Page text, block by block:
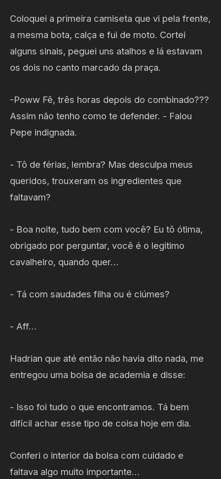
Coloquei a primeira camiseta que vi pela frente,
a mesma bota, calça e fui de moto. Cortei
alguns sinais, peguei uns atalhos e lá estavam
os dois no canto marcado da praça.
-Poww Fê, três horas depois do combinado???
Assim não tenho como te defender. - Falou
Pepe indignada.
- Tô de férias, lembra? Mas desculpa meus
queridos, trouxeram os ingredientes que
faltavam?
- Boa noite, tudo bem com você? Eu tô ótima,
obrigado por perguntar, você é o legitimo
cavalheiro, quando quer…
- Tá com saudades filha ou é ciúmes?
- Aff…
Hadrian que até então não havia dito nada, me
entregou uma bolsa de academia e disse:
- Isso foi tudo o que encontramos. Tá bem
difícil achar esse tipo de coisa hoje em dia.
Conferi o interior da bolsa com cuidado e
faltava algo muito importante…